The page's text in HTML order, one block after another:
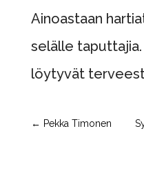
Ainoastaan
selälle
löytyvät
← Pekka Timonen